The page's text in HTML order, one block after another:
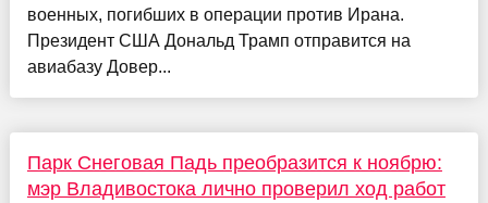
военных, погибших в операции против Ирана.
Президент США Дональд Трамп отправится на
авиабазу Довер...
Парк Снеговая Падь преобразится к ноябрю:
мэр Владивостока лично проверил ход работ